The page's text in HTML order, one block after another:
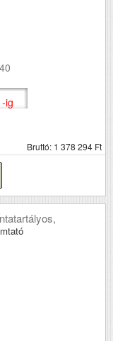
ig
Bruttó: 1 378 294 Ft